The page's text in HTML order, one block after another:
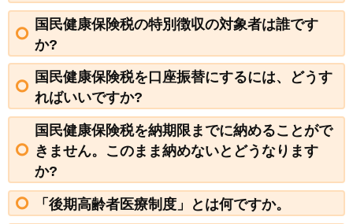
国民健康保険税の特別徴収の対象者は誰です
か?
国民健康保険税を口座振替にするには、どうす
ればいいですか?
国民健康保険税を納期限までに納めることがで
きません。このまま納めないとどうなります
か?
「後期高齢者医療制度」とは何ですか。